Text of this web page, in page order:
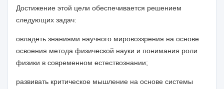
Достижение этой цели обеспечивается решением
следующих задач:
овладеть знаниями научного мировоззрения на основе
освоения метода физической науки и понимания роли
физики в современном естествознании;
развивать критическое мышление на основе системы